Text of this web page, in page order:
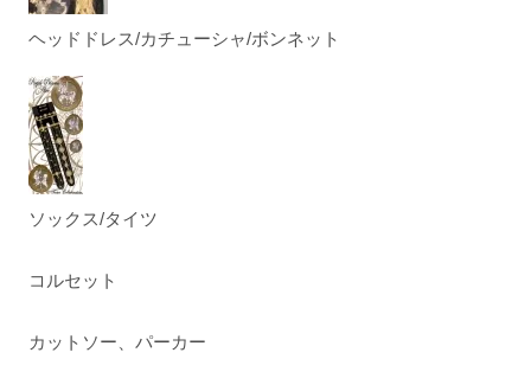
ヘッドドレス/カチューシャ/ボンネット
ソックス/タイツ
コルセット
カットソー、パーカー